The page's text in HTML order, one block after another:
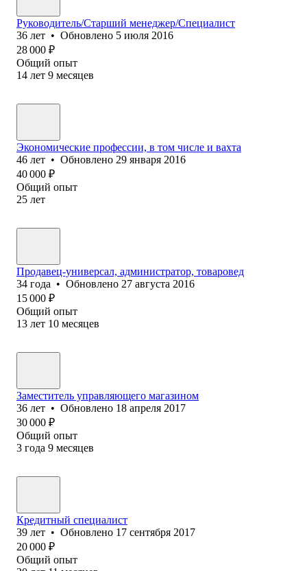
Руководитель/Старший менеджер/Специалист
36 лет • Обновлено 5 июля 2016
28 000 ₽
Общий опыт
14 лет 9 месяцев
Экономические профессии, в том числе и вахта
46 лет • Обновлено 29 января 2016
40 000 ₽
Общий опыт
25 лет
Продавец-универсал, администратор, товаровед
34 года • Обновлено 27 августа 2016
15 000 ₽
Общий опыт
13 лет 10 месяцев
Заместитель управляющего магазином
36 лет • Обновлено 18 апреля 2017
30 000 ₽
Общий опыт
3 года 9 месяцев
Кредитный специалист
39 лет • Обновлено 17 сентября 2017
20 000 ₽
Общий опыт